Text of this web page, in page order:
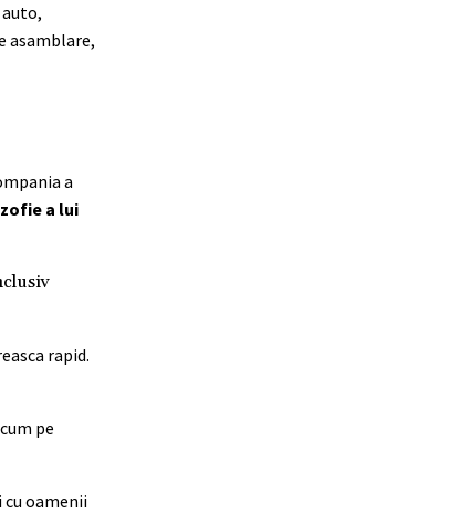
asamblare,
a
a lui
rapid.
pe
cu oamenii